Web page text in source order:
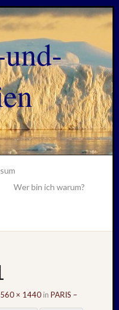
Wer bin ich warum?
× 1440 in PARIS –